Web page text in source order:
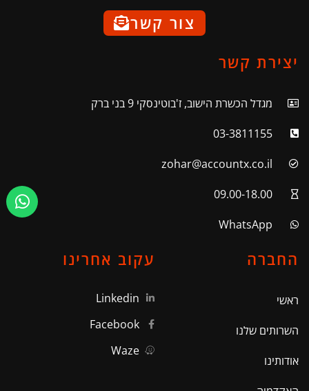
צור קשר
יצירת קשר
מגדל הכשרת הישוב, ז'בוטינסקי 9 בני ברק
03-3811155
zohar@accountx.co.il
09.00-18.00
WhatsApp
החברה
ראשי
השרותים שלנו
אודותינו
עקוב אחרינו
Linkedin
Facebook
Waze